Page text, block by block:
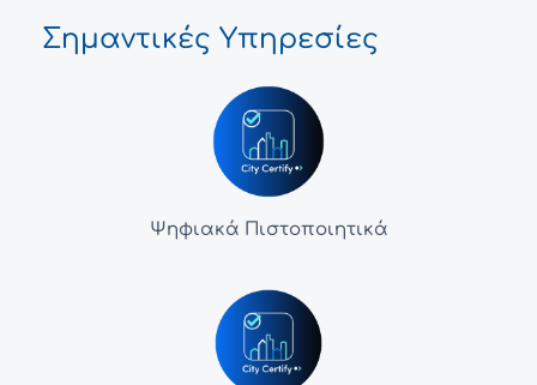
Σημαντικές Υπηρεσίες
Ψηφιακά Πιστοποιητικά